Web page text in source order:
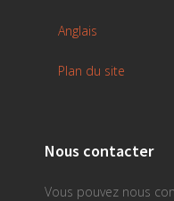
Anglais
Plan du site
Nous contacter
Vous pouvez nous